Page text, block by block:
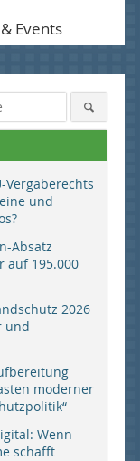
Events
Vergaberechts
und
Absatz
auf 195.000
2026
und
moderner
Wenn
schafft